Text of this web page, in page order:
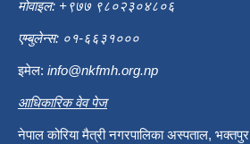
मोवाइल: +९७७ ९८०२३०४८०६
एम्बुलेन्स: ०१-६६३१०००
इमेल: info@nkfmh.org.np
आधिकारिक वेव पेज
नेपाल कोरिया मैत्री नगरपालिका अस्पताल, भक्तपुर